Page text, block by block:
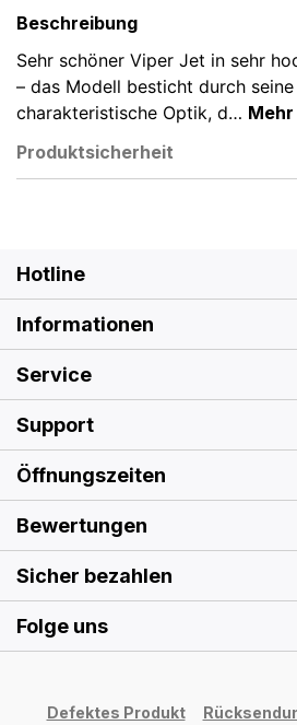
Beschreibung
Sehr schöner Viper Jet in sehr
– das Modell besticht durch
charakteristische Optik, d… Mehr
Produktsicherheit
Hotline
Informationen
Service
Support
Öffnungszeiten
Bewertungen
Sicher bezahlen
Folge uns
Defektes Produkt